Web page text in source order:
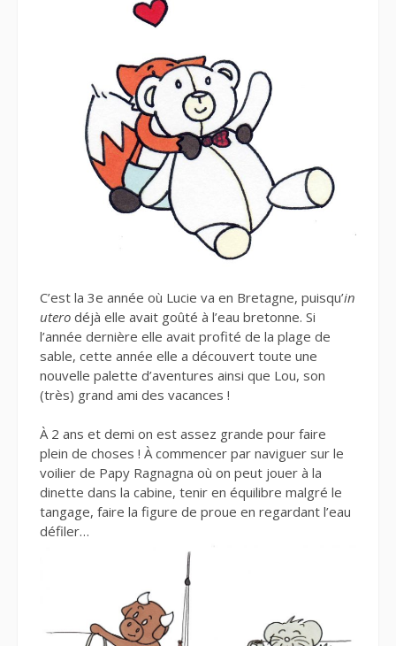
C’est la 3e année où Lucie va en Bretagne, puisqu’in
utero déjà elle avait goûté à l’eau bretonne. Si
l’année dernière elle avait profité de la plage de
sable, cette année elle a découvert toute une
nouvelle palette d’aventures ainsi que Lou, son
(très) grand ami des vacances !
À 2 ans et demi on est assez grande pour faire
plein de choses ! À commencer par naviguer sur le
voilier de Papy Ragnagna où on peut jouer à la
dinette dans la cabine, tenir en équilibre malgré le
tangage, faire la figure de proue en regardant l’eau
défiler…